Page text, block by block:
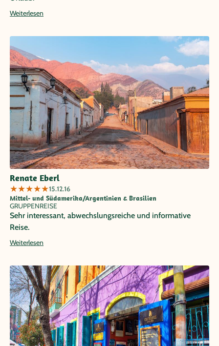
Weiterlesen
Renate Eberl
★★★★★15.12.16
Mittel- und Südamerika/Argentinien & Brasilien
GRUPPENREISE
Sehr interessant, abwechslungsreiche und informative
Reise.
Weiterlesen